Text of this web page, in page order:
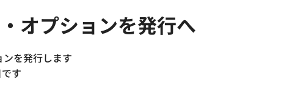
オプションを発行へ
を発行します
す